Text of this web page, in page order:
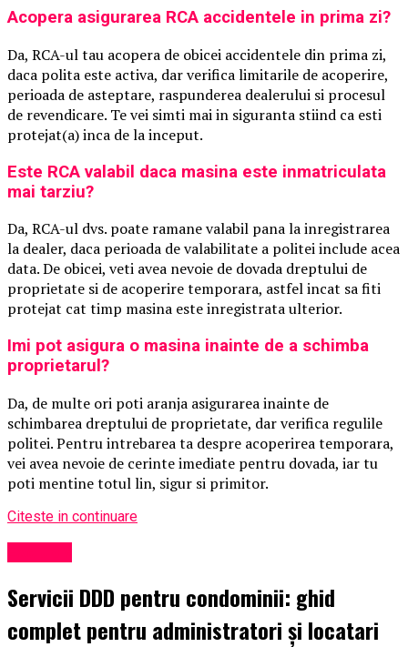
Acopera asigurarea RCA accidentele in prima zi?
Da, RCA-ul tau acopera de obicei accidentele din prima zi,
daca polita este activa, dar verifica limitarile de acoperire,
perioada de asteptare, raspunderea dealerului si procesul
de revendicare. Te vei simti mai in siguranta stiind ca esti
protejat(a) inca de la inceput.
Este RCA valabil daca masina este inmatriculata
mai tarziu?
Da, RCA-ul dvs. poate ramane valabil pana la inregistrarea
la dealer, daca perioada de valabilitate a politei include acea
data. De obicei, veti avea nevoie de dovada dreptului de
proprietate si de acoperire temporara, astfel incat sa fiti
protejat cat timp masina este inregistrata ulterior.
Imi pot asigura o masina inainte de a schimba
proprietarul?
Da, de multe ori poti aranja asigurarea inainte de
schimbarea dreptului de proprietate, dar verifica regulile
politei. Pentru intrebarea ta despre acoperirea temporara,
vei avea nevoie de cerinte imediate pentru dovada, iar tu
poti mentine totul lin, sigur si primitor.
Citeste in continuare
Servicii DDD pentru condominii: ghid
complet pentru administratori și locatari